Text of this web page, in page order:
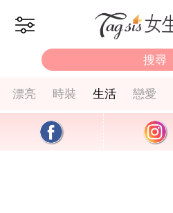
漂亮 時裝 生活 戀愛